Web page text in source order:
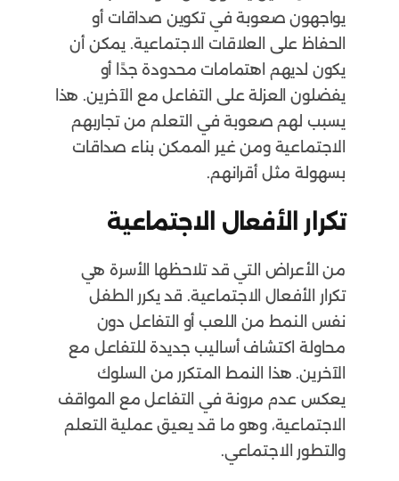
يواجهون صعوبة في تكوين صداقات أو
الحفاظ على العلاقات الاجتماعية. يمكن أن
يكون لديهم اهتمامات محدودة جدًا أو
يفضلون العزلة على التفاعل مع الآخرين. هذا
يسبب لهم صعوبة في التعلم من تجاربهم
الاجتماعية ومن غير الممكن بناء صداقات
بسهولة مثل أقرانهم.
تكرار الأفعال الاجتماعية
من الأعراض التي قد تلاحظها الأسرة هي
تكرار الأفعال الاجتماعية. قد يكرر الطفل
نفس النمط من اللعب أو التفاعل دون
محاولة اكتشاف أساليب جديدة للتفاعل مع
الآخرين. هذا النمط المتكرر من السلوك
يعكس عدم مرونة في التفاعل مع المواقف
الاجتماعية، وهو ما قد يعيق عملية التعلم
والتطور الاجتماعي.